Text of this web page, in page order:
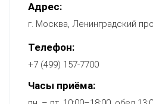
Адрес:
г. Москва, Ленинградский
Телефон:
+7 (499) 157-7700
Часы приёма: